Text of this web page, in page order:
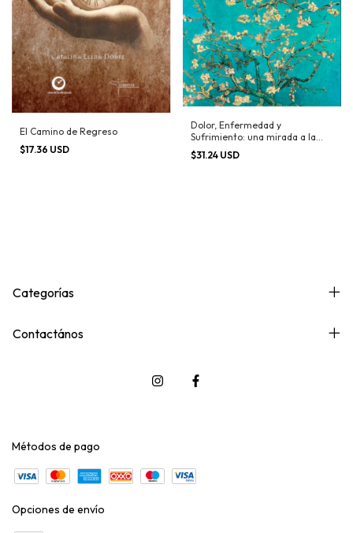
El Camino de Regreso
$17.36 USD
Dolor, Enfermedad y
Sufrimiento: una mirada a la
existencia
$31.24 USD
Categorías
Contactános
Métodos de pago
Opciones de envío